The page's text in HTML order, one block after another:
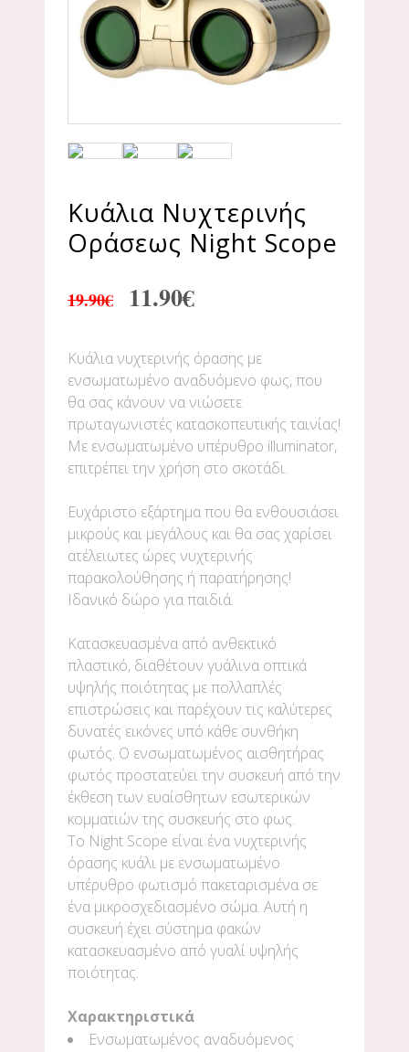
Κυάλια Νυχτερινής
Οράσεως Night Scope
19.90€ 11.90€
Κυάλια νυχτερινής όρασης με
ενσωματωμένο αναδυόμενο φως, που
θα σας κάνουν να νιώσετε
πρωταγωνιστές κατασκοπευτικής ταινίας!
Με ενσωματωμένο υπέρυθρο illuminator,
επιτρέπει την χρήση στο σκοτάδι.
Ευχάριστο εξάρτημα που θα ενθουσιάσει
μικρούς και μεγάλους και θα σας χαρίσει
ατέλειωτες ώρες νυχτερινής
παρακολούθησης ή παρατήρησης!
Ιδανικό δώρο για παιδιά.
Κατασκευασμένα από ανθεκτικό
πλαστικό, διαθέτουν γυάλινα οπτικά
υψηλής ποιότητας με πολλαπλές
επιστρώσεις και παρέχουν τις καλύτερες
δυνατές εικόνες υπό κάθε συνθήκη
φωτός. Ο ενσωματωμένος αισθητήρας
φωτός προστατεύει την συσκευή από την
έκθεση των ευαίσθητων εσωτερικών
κομματιών της συσκευής στο φως.
Το Night Scope είναι ένα νυχτερινής
όρασης κυάλι με ενσωματωμένο
υπέρυθρο φωτισμό πακεταρισμένα σε
ένα μικροσχεδιασμένο σώμα. Αυτή η
συσκευή έχει σύστημα φακών
κατασκευασμένο από γυαλί υψηλής
ποιότητας.
Χαρακτηριστικά
Ενσωματωμένος αναδυόμενος